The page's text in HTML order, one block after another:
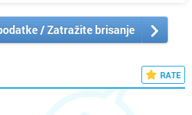
/ Zatražite brisanje
RATE